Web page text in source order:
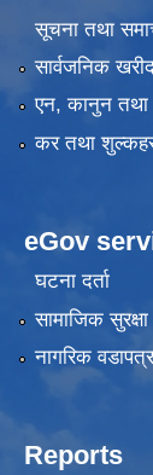
सूचना तथा
सार्वजनिक
एन, कानुन तथा
कर तथा
eGov
घटना दर्ता
सामाजिक सुरक्षा
नागरिक वडापत्र
Reports